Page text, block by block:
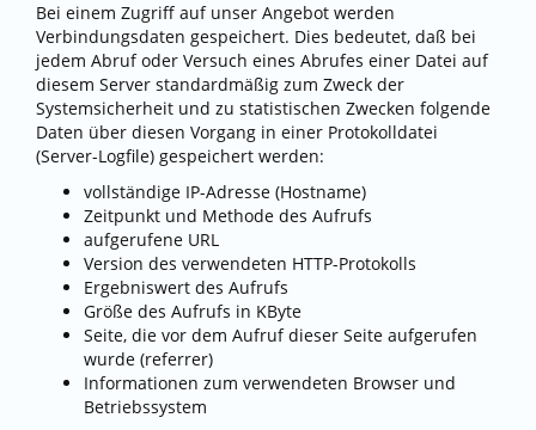
Bei einem Zugriff auf unser Angebot werden
Verbindungsdaten gespeichert. Dies bedeutet, daß bei
jedem Abruf oder Versuch eines Abrufes einer Datei auf
diesem Server standardmäßig zum Zweck der
Systemsicherheit und zu statistischen Zwecken folgende
Daten über diesen Vorgang in einer Protokolldatei
(Server-Logfile) gespeichert werden:
vollständige IP-Adresse (Hostname)
Zeitpunkt und Methode des Aufrufs
aufgerufene URL
Version des verwendeten HTTP-Protokolls
Ergebniswert des Aufrufs
Größe des Aufrufs in KByte
Seite, die vor dem Aufruf dieser Seite aufgerufen
wurde (referrer)
Informationen zum verwendeten Browser und
Betriebssystem